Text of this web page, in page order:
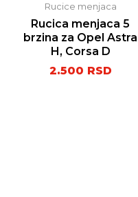
Rucice menjaca
Rucica menjaca 5
brzina za Opel Astra
H, Corsa D
2.500 RSD